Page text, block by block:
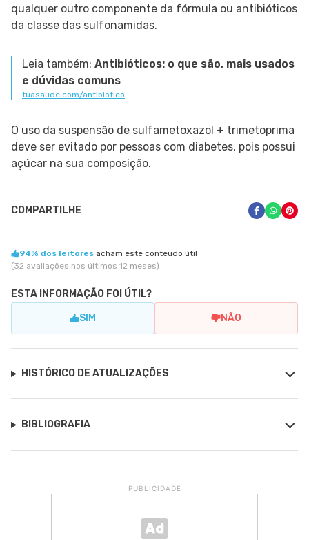
qualquer outro componente da fórmula ou antibióticos
da classe das sulfonamidas.
Leia também: Antibióticos: o que são, mais usados
e dúvidas comuns
tuasaude.com/antibiotico
O uso da suspensão de sulfametoxazol + trimetoprima
deve ser evitado por pessoas com diabetes, pois possui
açúcar na sua composição.
COMPARTILHE
94% dos leitores acham este conteúdo útil
(32 avaliações nos últimos 12 meses)
ESTA INFORMAÇÃO FOI ÚTIL?
SIM NÃO
HISTÓRICO DE ATUALIZAÇÕES
BIBLIOGRAFIA
PUBLICIDADE